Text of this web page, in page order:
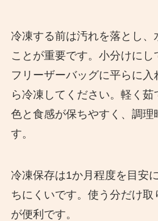
冷凍する前は汚れを落とし、
ことが重要です。小分けにし
フリーザーバッグに平らに
ら冷凍してください。軽く茹
色と食感が保ちやすく、調理
す。
冷凍保存は1か月程度を目安
ちにくいです。使う分だけ
が便利です。